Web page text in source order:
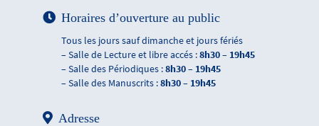
Horaires d’ouverture au public
Tous les jours sauf dimanche et jours fériés
– Salle de Lecture et libre accés :8h30 – 19h45
– Salle des Périodiques :8h30 – 19h45
– Salle des Manuscrits :8h30 – 19h45
Adresse